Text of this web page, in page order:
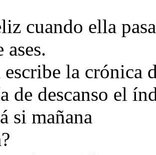
cuando ella
ases.
la crónica
de descanso el
si mañana